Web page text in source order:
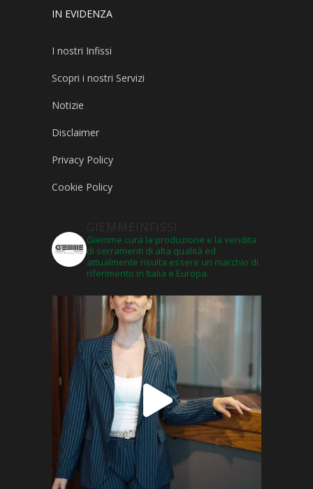
IN EVIDENZA
I nostri Infissi
Scopri i nostri Servizi
Notizie
Disclaimer
Privacy Policy
Cookie Policy
Giemme cura la produzione e la vendita
di serramenti di alta qualità ed
attualmente risulta essere un marchio di
riferimento in Italia e Europa.